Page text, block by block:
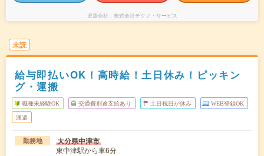
派遣会社 株式会社テクノ・サービス
未読
給与即払いOK！高時給！土日休み！ピッキン
グ・運搬
職種未経験OK 交通費別途支給あり 土日祝日が休み WEB登録OK
派遣
勤務地 大分県中津市
東中津駅から車6分